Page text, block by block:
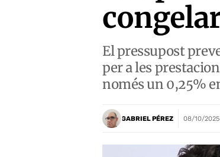
El pressupost
per a les
només un 0,25%
GABRIEL PÉREZ 08/10/2025